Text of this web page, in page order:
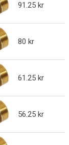
91.25
80
61.25
56.25